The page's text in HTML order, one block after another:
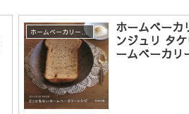
ホームベーカリーレシピ
ホームベーカ
ンジュリ タ
ームベーカリ